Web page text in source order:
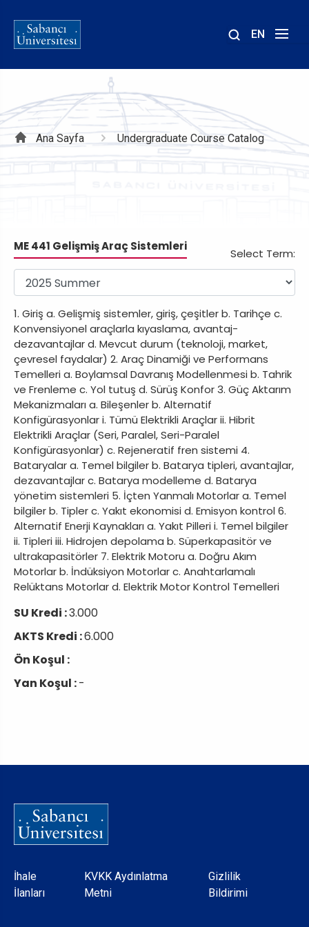
EN
Sayfa
Ana Sayfa Undergraduate Course Catalog
ME 441 Gelişmiş Araç Sistemleri
Select Term:
1. Giriş a. Gelişmiş sistemler, giriş, çeşitler b. Tarihçe c.
Konvensiyonel araçlarla kıyaslama, avantaj-
dezavantajlar d. Mevcut durum (teknoloji, market,
çevresel faydalar) 2. Araç Dinamiği ve Performans
Temelleri a. Boylamsal Davranış Modellenmesi b. Tahrik
ve Frenleme c. Yol tutuş d. Sürüş Konfor 3. Güç Aktarım
Mekanizmaları a. Bileşenler b. Alternatif
Konfigürasyonlar i. Tümü Elektrikli Araçlar ii. Hibrit
Elektrikli Araçlar (Seri, Paralel, Seri-Paralel
Konfigürasyonlar) c. Rejeneratif fren sistemi 4.
Bataryalar a. Temel bilgiler b. Batarya tipleri, avantajlar,
dezavantajlar c. Batarya modelleme d. Batarya
yönetim sistemleri 5. İçten Yanmalı Motorlar a. Temel
bilgiler b. Tipler c. Yakıt ekonomisi d. Emisyon kontrol 6.
Alternatif Enerji Kaynakları a. Yakıt Pilleri i. Temel bilgiler
ii. Tipleri iii. Hidrojen depolama b. Süperkapasitör ve
ultrakapasitörler 7. Elektrik Motoru a. Doğru Akım
Motorlar b. İndüksiyon Motorlar c. Anahtarlamalı
Relüktans Motorlar d. Elektrik Motor Kontrol Temelleri
SU Kredi :3.000
AKTS Kredi :6.000
Ön Koşul :
Yan Koşul :-
Dipnot
İhale
İlanları
KVKK Aydınlatma
Metni
Gizlilik
Bildirimi